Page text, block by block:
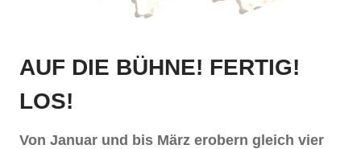
AUF DIE BÜHNE! FERTIG!
LOS!
Von Januar und bis März erobern gleich vier